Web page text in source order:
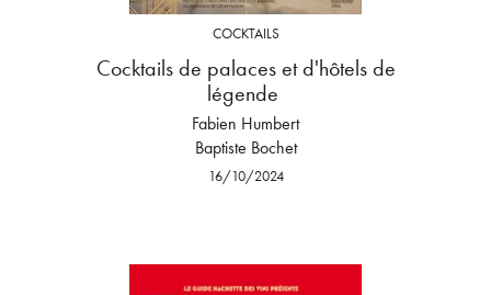
COCKTAILS
Cocktails de palaces et d'hôtels de
légende
Fabien Humbert
Baptiste Bochet
16/10/2024